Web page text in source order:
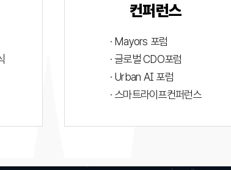
컨퍼런스
· Mayors 포럼
· 글로벌 CDO포럼
· Urban AI 포럼
· 스마트라이프컨퍼런스